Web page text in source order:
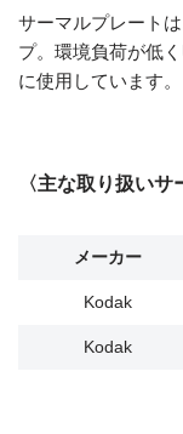
サーマルプレート
プ。環境負荷が低
に使用しています。
〈主な取り扱いサ
メーカー
Kodak
Kodak